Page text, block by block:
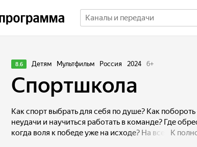
8.6 Детям Мультфильм Россия 2024 6+
Спортшкола
Как спорт выбрать для себя по душе? Как побороть
неудачи и научиться работать в команде? Где
когда воля к победе уже на исходе? На все эти
К